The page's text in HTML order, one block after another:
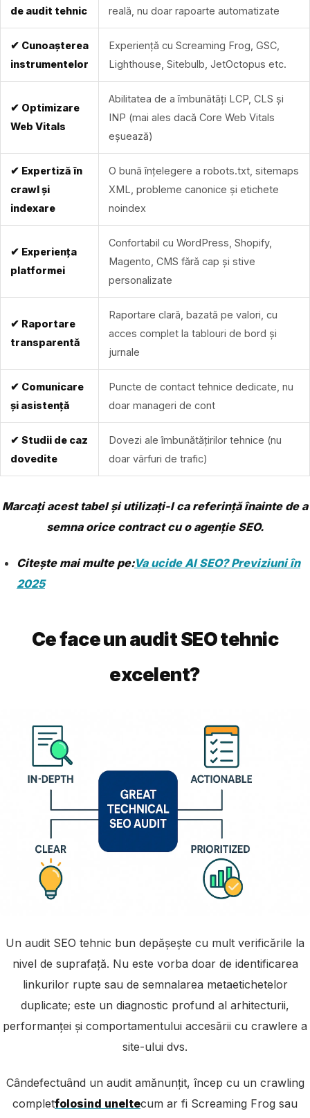
de audit tehnic
reală, nu doar rapoarte automatizate
✔ Cunoașterea
instrumentelor
Experiență cu Screaming Frog, GSC,
Lighthouse, Sitebulb, JetOctopus etc.
✔ Optimizare
Web Vitals
Abilitatea de a îmbunătăți LCP, CLS și
INP (mai ales dacă Core Web Vitals
eșuează)
✔ Expertiză în
crawl și
indexare
O bună înțelegere a robots.txt, sitemaps
XML, probleme canonice și etichete
noindex
✔ Experiența
platformei
Confortabil cu WordPress, Shopify,
Magento, CMS fără cap și stive
personalizate
✔ Raportare
transparentă
Raportare clară, bazată pe valori, cu
acces complet la tablouri de bord și
jurnale
✔ Comunicare
și asistență
Puncte de contact tehnice dedicate, nu
doar manageri de cont
✔ Studii de caz
dovedite
Dovezi ale îmbunătățirilor tehnice (nu
doar vârfuri de trafic)
Marcați acest tabel și utilizați-l ca referință înainte de a
semna orice contract cu o agenție SEO.
Citește mai multe pe:Va ucide AI SEO? Previziuni în
2025
Ce face un audit SEO tehnic
excelent?
Un audit SEO tehnic bun depășește cu mult verificările la
nivel de suprafață. Nu este vorba doar de identificarea
linkurilor rupte sau de semnalarea metaetichetelor
duplicate; este un diagnostic profund al arhitecturii,
performanței și comportamentului accesării cu crawlere a
site-ului dvs.
Cândefectuând un audit amănunțit, încep cu un crawling
completfolosind uneltecum ar fi Screaming Frog sau